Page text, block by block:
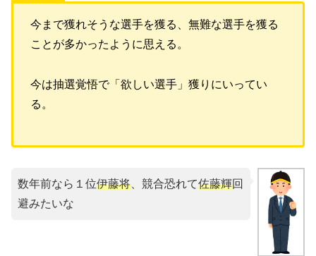
今まで獲れそうな選手を獲る、無難な選手を獲る
ことが多かったように思える。
今は抽選覚悟で「欲しい選手」獲りにいってい
る。
数年前なら１位伊藤将 、競合恐れて佐藤輝回
避みたいな